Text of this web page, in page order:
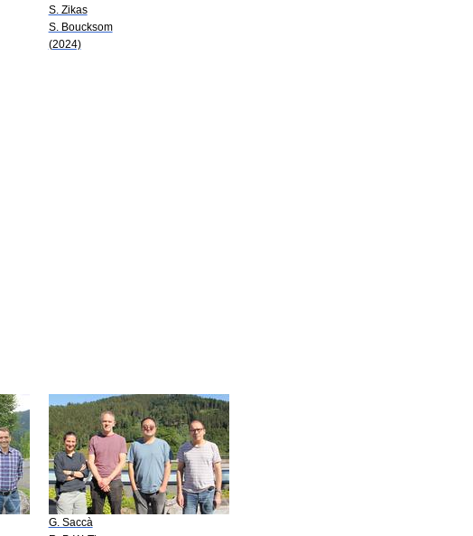
S. Zikas
S. Boucksom
(2024)
G. Saccà